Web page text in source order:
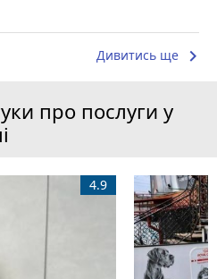
Дивитись ще keyboard_arrow_right
про послуги у
4.9